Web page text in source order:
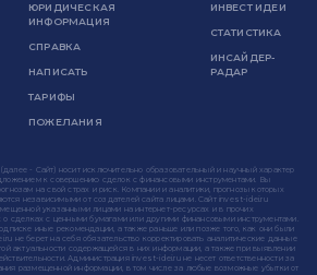
ЮРИДИЧЕСКАЯ
ИНФОРМАЦИЯ
СПРАВКА
НАПИСАТЬ
ТАРИФЫ
ПОЖЕЛАНИЯ
ИНВЕСТ ИДЕИ
СТАТИСТИКА
ИНСАЙДЕР-
РАДАР
- Сайт) носит исключительно образовательный и научный характер
к совершению сделок с финансовыми инструментами. Вы
на свой страх и риск. Компании и аналитики, прогнозы которых
независимыми от создателей сайта лицами. Сайт invest-idei.ru
указанными лицами на интернет-ресурсах и в прочих
о сделках с ценными бумагами или другими финансовыми инструментами.
иные рекомендации, а также раньше или позже того, как они были
не берет на себя обязательство корректировать аналитические данные
актуальности содержащейся в них информации, а также при выявлении
Администрация invest-idei.ru не несет ответственности за
размещенной информации, в том числе за любые возможные убытки от